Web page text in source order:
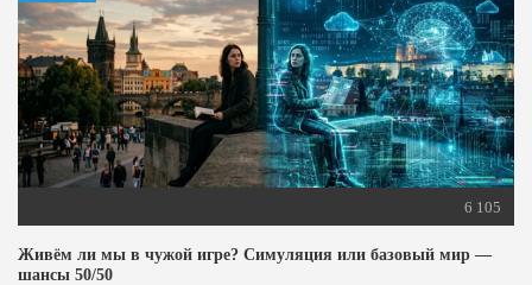
6 105
Живём ли мы в чужой игре? Симуляция или базовый мир —
шансы 50/50